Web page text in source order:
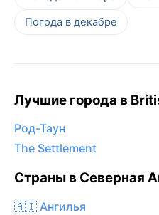
Погода в декабре
Лучшие города в
Род-Таун
The Settlement
Страны в Северная
🇦🇮 Ангилья